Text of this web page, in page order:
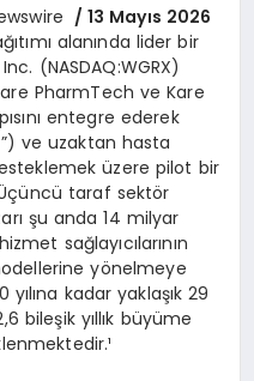
/ 13 Mayıs 2026
alanında lider bir
(NASDAQ:WGRX)
PharmTech ve Kare
entegre ederek
ve uzaktan hasta
üzere pilot bir
taraf sektör
şu anda 14 milyar
sağlayıcılarının
yönelmeye
kadar yaklaşık 29
bileşik yıllık büyüme